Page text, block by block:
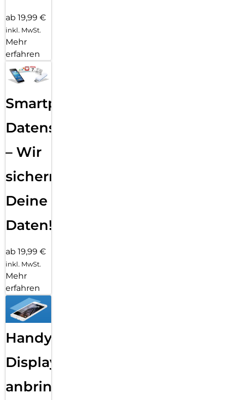
ab 19,99 €
inkl. MwSt.
Mehr
erfahren
Smartphone
Datensicherung
– Wir
sichern
Deine
Daten!
ab 19,99 €
inkl. MwSt.
Mehr
erfahren
Handy
Displayfolie
anbringen